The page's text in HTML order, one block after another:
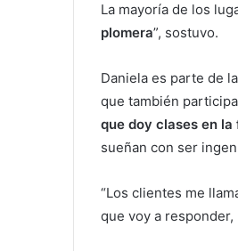
La mayoría de los
plomera”, sostuvo.
Daniela es parte de
que también
que doy clases en
sueñan con ser
“Los clientes me
que voy a